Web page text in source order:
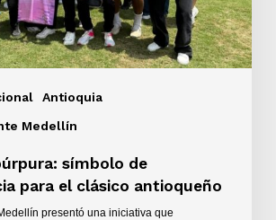
Antioquia
Medellín
símbolo de
para el clásico antioqueño
presentó una iniciativa que